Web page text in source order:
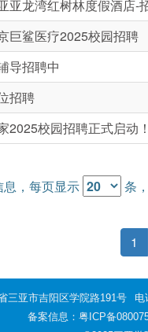
亚龙湾红树林度假酒店-
巨鲨医疗2025校园招聘
导招聘中
招聘
2025校园招聘正式启动！
，每页显示 条
1
三亚市吉阳区学院路191号 电
备案信息：粤ICP备